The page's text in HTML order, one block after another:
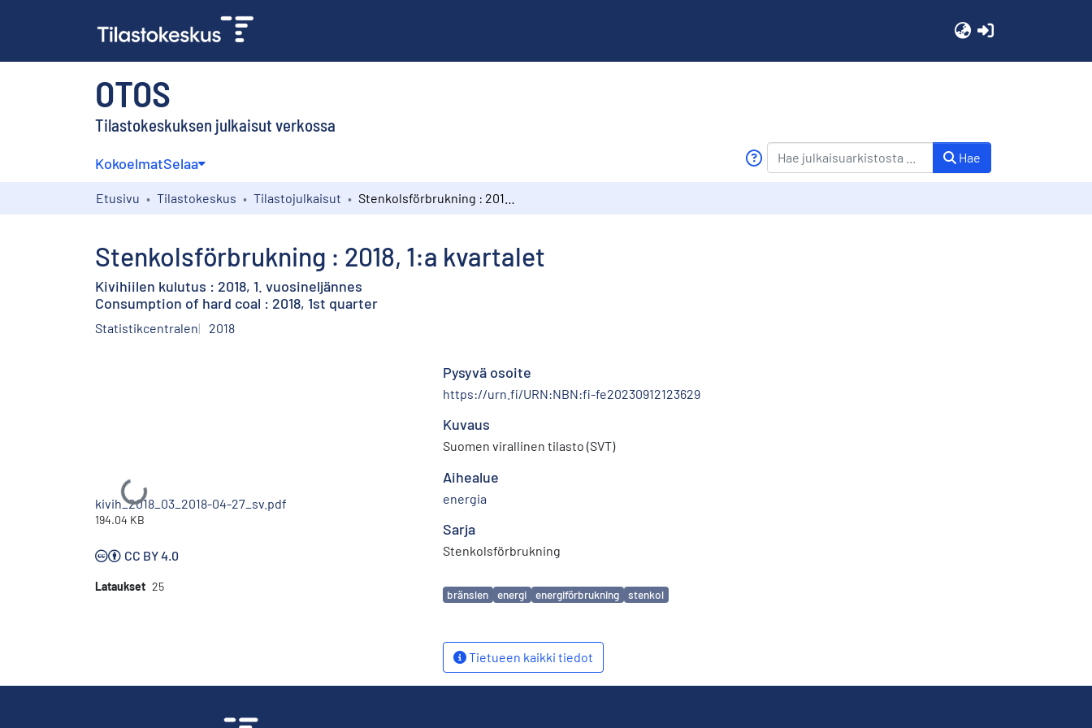
OTOS
Tilastokeskuksen julkaisut verkossa
KokoelmatSelaa Hae
Etusivu Tilastokeskus Tilastojulkaisut
Stenkolsförbrukning : 2018, 1:a kvartalet
Kivihiilen kulutus : 2018, 1. vuosineljännes
Consumption of hard coal : 2018, 1st quarter
Statistikcentralen 2018
Ladataan...
kivih_2018_03_2018-04-27_sv.pdf
194.04 KB
CC BY 4.0
Lataukset 25
Pysyvä osoite
https://urn.fi/URN:NBN:fi-fe20230912123629
Kuvaus
Suomen virallinen tilasto (SVT)
Aihealue
energia
Sarja
Stenkolsförbrukning
Avainsanat
bränslen energi energiförbrukning stenkol
Tietueen kaikki tiedot